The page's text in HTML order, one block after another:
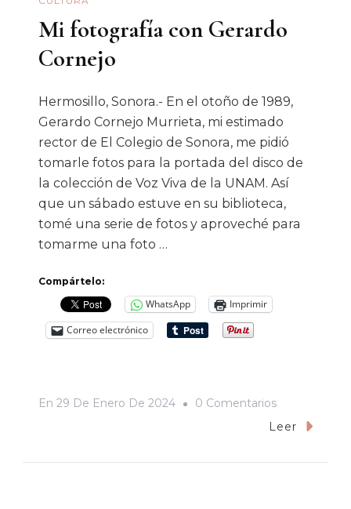
Mi fotografía con Gerardo
Cornejo
Hermosillo, Sonora.- En el otoño de 1989,
Gerardo Cornejo Murrieta, mi estimado
rector de El Colegio de Sonora, me pidió
tomarle fotos para la portada del disco de
la colección de Voz Viva de la UNAM. Así
que un sábado estuve en su biblioteca,
tomé una serie de fotos y aproveché para
tomarme una foto …
Compártelo:
WhatsApp
Imprimir
Correo electrónico
En 29 De Enero De 2024 0 ComentariosEn
Mi
Leer